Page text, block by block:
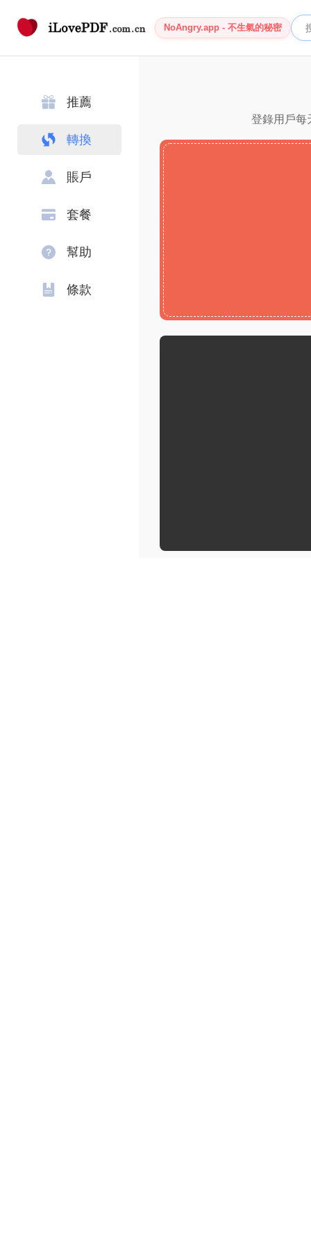
NoAngry.app - 不生氣的秘密
推薦
轉換
賬戶
套餐
幫助
條款
登錄用戶每